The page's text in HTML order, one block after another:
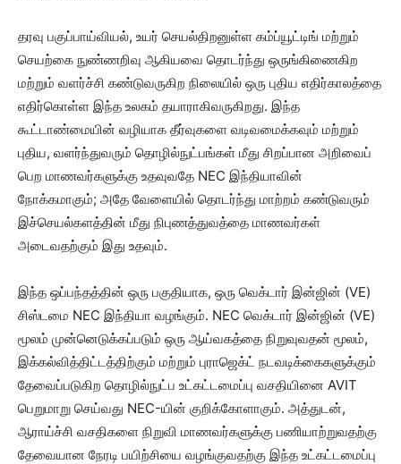
தரவு பகுப்பாய்வியல், உயர் செயல்திறனுள்ள கம்ப்யூட்டிங் மற்றும்
செயற்கை நுண்ணறிவு ஆகியவை தொடர்ந்து ஒருங்கிணைகிற
மற்றும் வளர்ச்சி கண்டுவருகிற நிலையில் ஒரு புதிய எதிர்காலத்தை
எதிர்கொள்ள இந்த உலகம் தயாராகிவருகிறது. இந்த
கூட்டாண்மையின் வழியாக தீர்வுகளை வடிவமைக்கவும் மற்றும்
புதிய, வளர்ந்துவரும் தொழில்நுட்பங்கள் மீது சிறப்பான அறிவைப்
பெற மாணவர்களுக்கு உதவுவதே NEC இந்தியாவின்
நோக்கமாகும்; அதே வேளையில் தொடர்ந்து மாற்றம் கண்டுவரும்
இச்செயல்களத்தின் மீது நிபுணத்துவத்தை மாணவர்கள்
அடைவதற்கும் இது உதவும்.
இந்த ஒப்பந்தத்தின் ஒரு பகுதியாக, ஒரு வெக்டார் இன்ஜின் (VE)
சிஸ்டமை NEC இந்தியா வழங்கும். NEC வெக்டார் இன்ஜின் (VE)
மூலம் முன்னெடுக்கப்படும் ஒரு ஆய்வகத்தை நிறுவுவதன் மூலம்,
இக்கல்வித்திட்டத்திற்கும் மற்றும் புராஜெக்ட் நடவடிக்கைகளுக்கும்
தேவைப்படுகிற தொழில்நுட்ப உட்கட்டமைப்பு வசதியினை AVIT
பெறுமாறு செய்வது NEC-யின் குறிக்கோளாகும். அத்துடன்,
ஆராய்ச்சி வசதிகளை நிறுவி மாணவர்களுக்கு பணியாற்றுவதற்கு
தேவையான நேரடி பயிற்சியை வழங்குவதற்கு இந்த உட்கட்டமைப்பு